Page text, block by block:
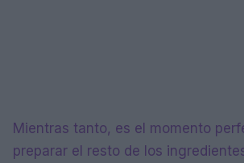
Mientras tanto, es el momento
preparar el resto de los